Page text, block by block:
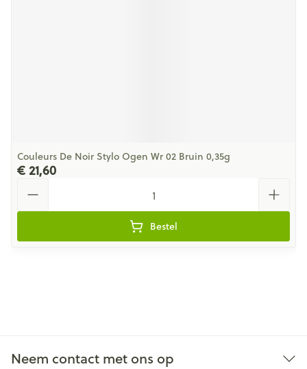
Couleurs De Noir Stylo Ogen Wr 02 Bruin 0,35g
€ 21,60
Bestel
Neem contact met ons op